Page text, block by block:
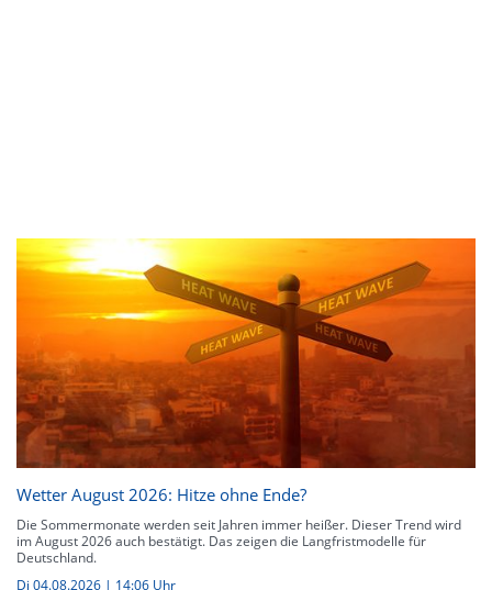
Wetter August 2026: Hitze ohne Ende?
Die Sommermonate werden seit Jahren immer heißer. Dieser Trend wird
im August 2026 auch bestätigt. Das zeigen die Langfristmodelle für
Deutschland.
Di 04.08.2026 | 14:06 Uhr